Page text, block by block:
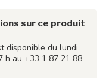
sur ce produit
disponible du lundi
h au +33 1 87 21 88